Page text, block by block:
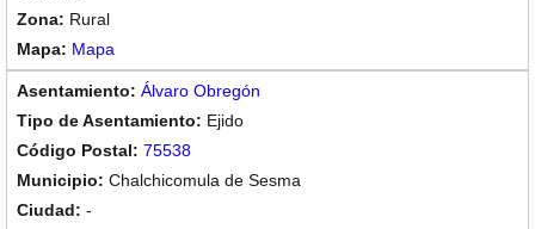
Rural
Mapa
Álvaro Obregón
Ejido
75538
Chalchicomula de Sesma
-